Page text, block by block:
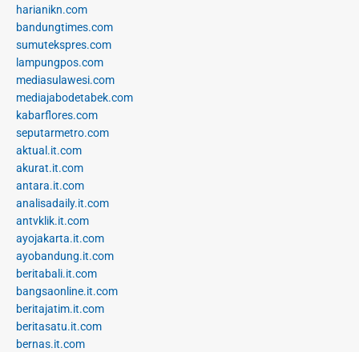
harianikn.com
bandungtimes.com
sumutekspres.com
lampungpos.com
mediasulawesi.com
mediajabodetabek.com
kabarflores.com
seputarmetro.com
aktual.it.com
akurat.it.com
antara.it.com
analisadaily.it.com
antvklik.it.com
ayojakarta.it.com
ayobandung.it.com
beritabali.it.com
bangsaonline.it.com
beritajatim.it.com
beritasatu.it.com
bernas.it.com